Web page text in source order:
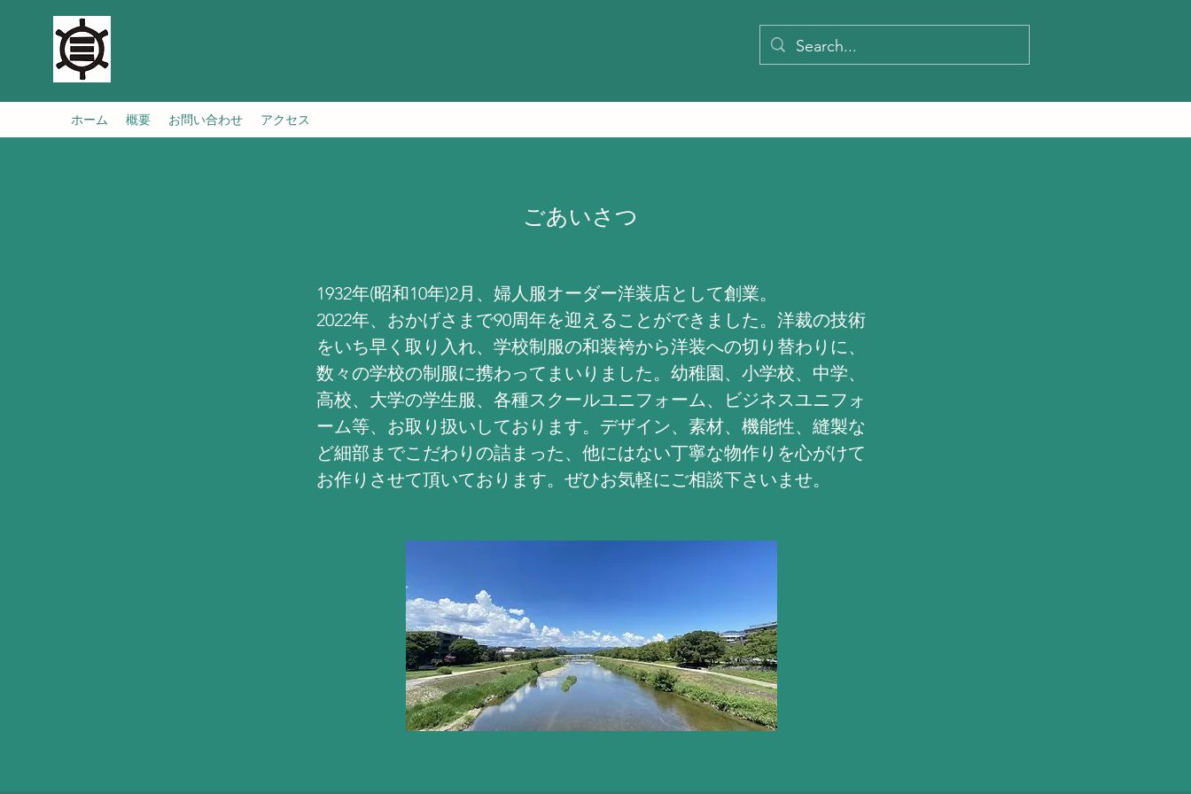
ホーム 概要 お問い合わせ アクセス
​ごあいさつ
1932年(昭和10年)2月、婦人服オーダー洋装店として創業。
2022年、おかげさまで90周年を迎えることができました。洋裁の技術
をいち早く取り入れ、学校制服の和装袴から洋装への切り替わりに、
数々の学校の制服に携わってまいりました。幼稚園、小学校、中学、
高校、大学の学生服、各種スクールユニフォーム、ビジネスユニフォ
ーム等、お取り扱いしております。デザイン、素材、機能性、縫製な
ど細部までこだわりの詰まった、他にはない丁寧な物作りを心がけて
お作りさせて頂いております。ぜひお気軽にご相談下さいませ。